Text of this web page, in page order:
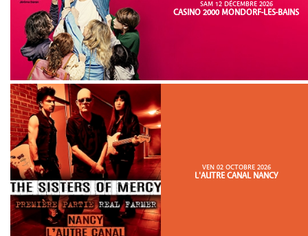
SAM 12 DÉCEMBRE 2026
CASINO 2000 MONDORF-LES-BAINS
VEN 02 OCTOBRE 2026
L'AUTRE CANAL NANCY